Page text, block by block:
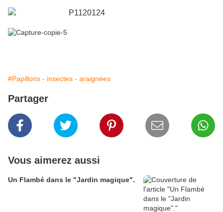
#Papillons - insectes - araignées
Partager
Vous aimerez aussi
Un Flambé dans le "Jardin magique".